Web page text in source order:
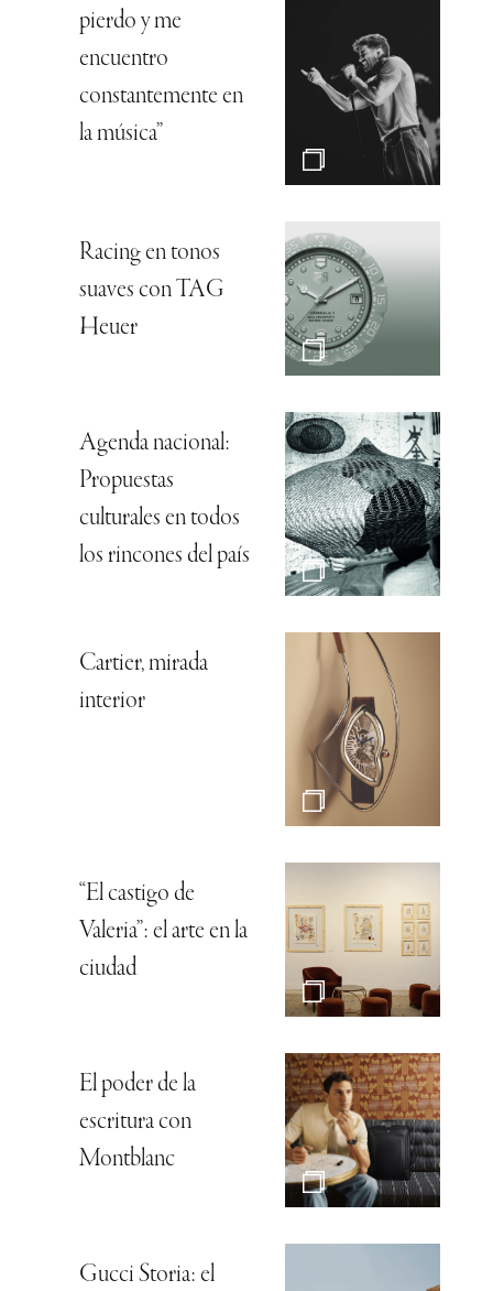
pierdo y me
encuentro
constantemente en
la música”
Racing en tonos
suaves con TAG
Heuer
Agenda nacional:
Propuestas
culturales en todos
los rincones del país
Cartier, mirada
interior
“El castigo de
Valeria”: el arte en la
ciudad
El poder de la
escritura con
Montblanc
Gucci Storia: el